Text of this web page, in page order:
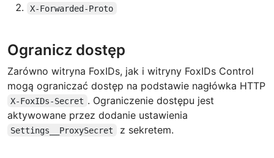
X-Forwarded-Proto
Ogranicz dostęp
Zarówno witryna FoxIDs, jak i witryny FoxIDs Control
mogą ograniczać dostęp na podstawie nagłówka HTTP
X-FoxIDs-Secret . Ograniczenie dostępu jest
aktywowane przez dodanie ustawienia
Settings__ProxySecret z sekretem.